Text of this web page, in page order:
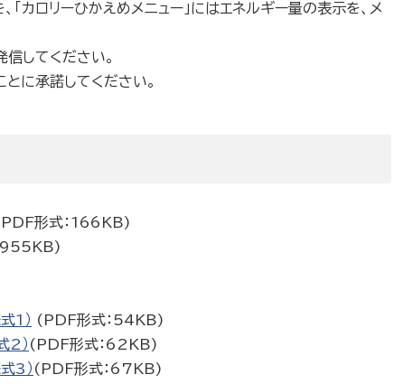
カロリーひかえめメニュー」にはエネルギー量の表示を、メ
してください。
に承諾してください。
形式：166KB)
955KB)
1） (PDF形式：54KB)
2） (PDF形式：62KB)
3） (PDF形式：67KB)